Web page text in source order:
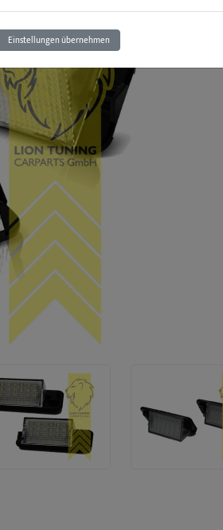
Einstellungen übernehmen